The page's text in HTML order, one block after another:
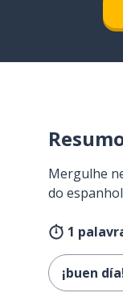
Mergulhe
do
1
¡buen